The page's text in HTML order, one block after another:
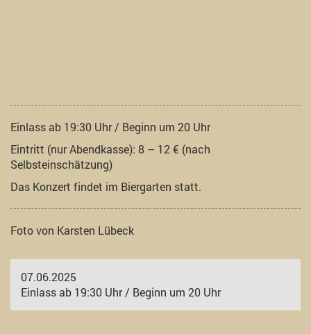
Einlass ab 19:30 Uhr / Beginn um 20 Uhr
Eintritt (nur Abendkasse): 8 – 12 € (nach
Selbsteinschätzung)
Das Konzert findet im Biergarten statt.
Foto von Karsten Lübeck
07.06.2025
Einlass ab 19:30 Uhr / Beginn um 20 Uhr